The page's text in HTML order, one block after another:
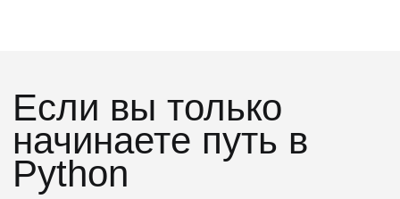
Работать с данными
и инфраструктурой
Разберётесь в работе с
SQL и PostgreSQL,
транзакциями и пулом
подключений. Освоите